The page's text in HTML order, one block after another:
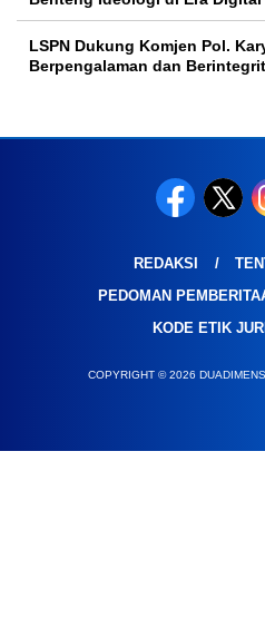
LSPN Dukung Komjen Pol.
Berpengalaman dan
REDAKSI
PEDOMAN
KODE ETIK
COPYRIGHT © 2026